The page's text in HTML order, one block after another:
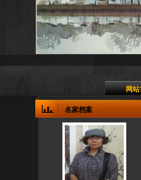
网站
名家档案